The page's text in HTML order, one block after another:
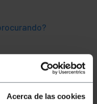
Acerca de las cookies
disco rígido
elétrico